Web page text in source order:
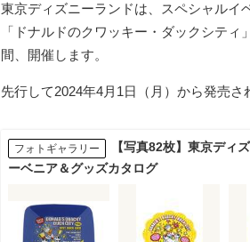
東京ディズニーランドは、スペシャル
「ドナルドのクワッキー・ダックシテ
間、開催します。
先行して2024年4月1日（月）から発売さ
フォトギャラリー
【写真82枚】東京ディ
ーベニア＆グッズカタログ